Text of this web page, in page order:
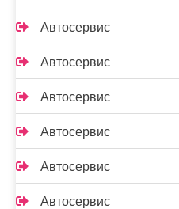
Автосервис
Автосервис
Автосервис
Автосервис
Автосервис
Автосервис